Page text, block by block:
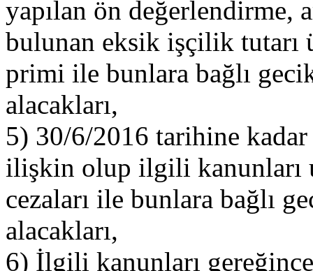
yapılan ön değerlendirme,
bulunan eksik işçilik tutarı
primi ile bunlara bağlı
alacakları,
5) 30/6/2016 tarihine
ilişkin olup ilgili kanunları
cezaları ile bunlara bağlı
alacakları,
6) İlgili kanunları